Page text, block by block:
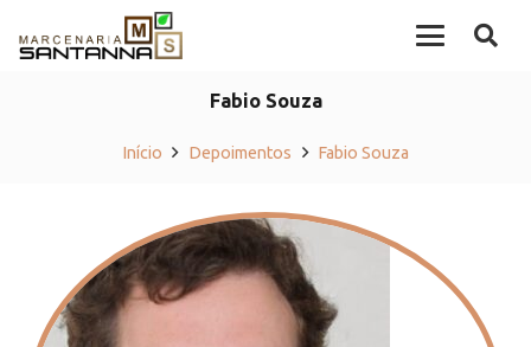
Fabio Souza
Início Depoimentos Fabio Souza